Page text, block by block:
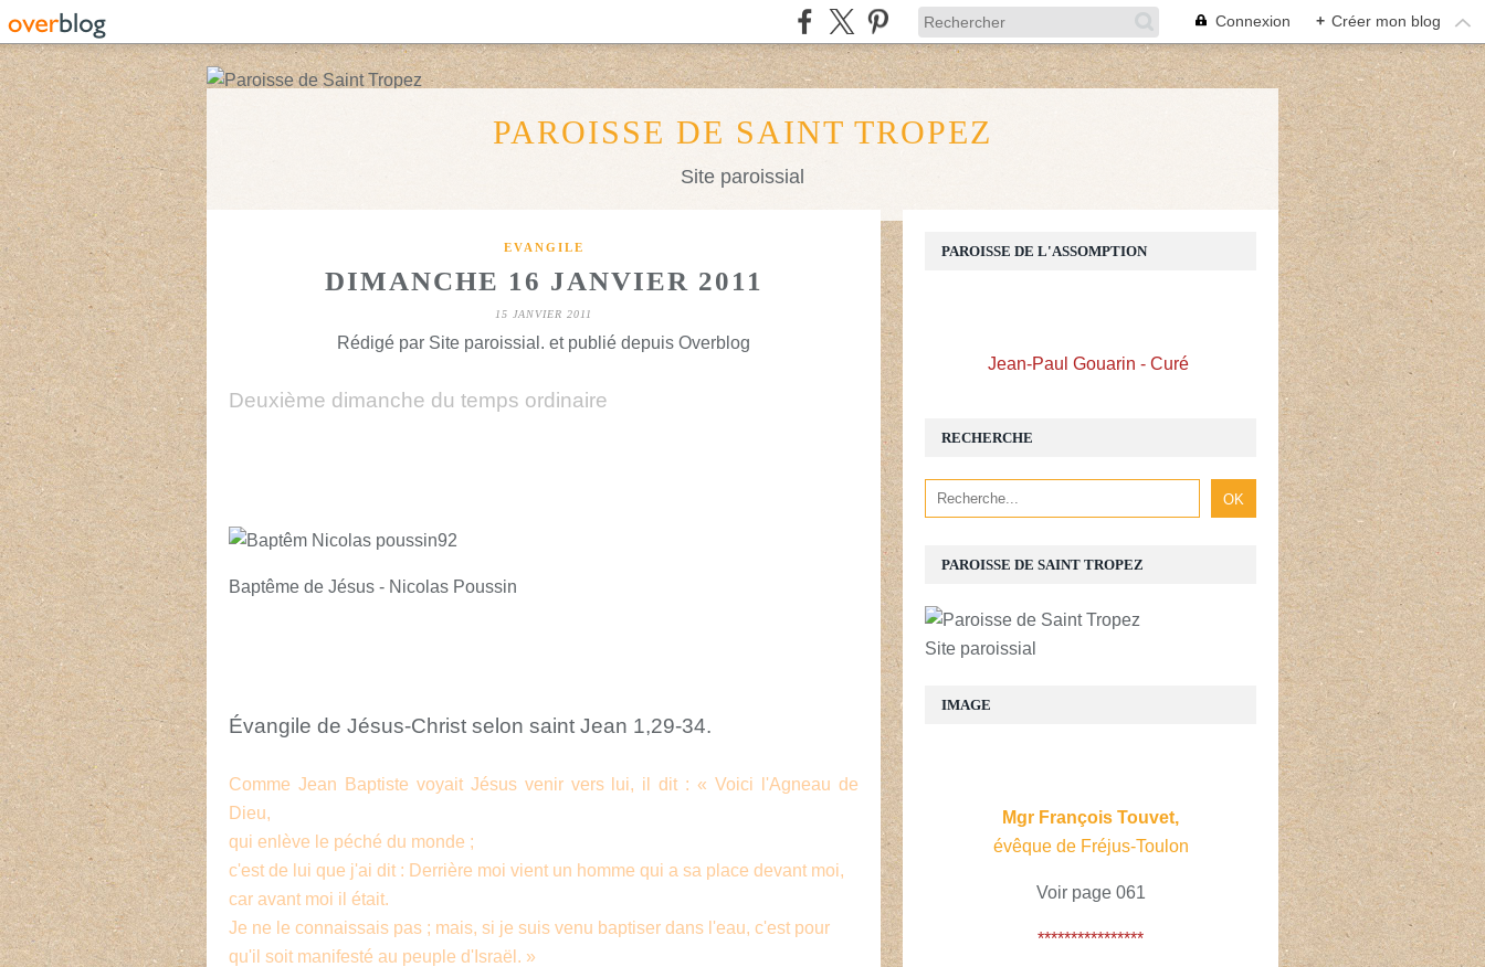
Connexion + Créer mon blog
PAROISSE DE SAINT TROPEZ
Site paroissial
EVANGILE
DIMANCHE 16 JANVIER 2011
15 JANVIER 2011
Rédigé par Site paroissial. et publié depuis Overblog
Deuxième dimanche du temps ordinaire
Baptême de Jésus - Nicolas Poussin
Évangile de Jésus-Christ selon saint Jean 1,29-34.
Comme Jean Baptiste voyait Jésus venir vers lui, il dit : « Voici l'Agneau de
Dieu,
qui enlève le péché du monde ;
c'est de lui que j'ai dit : Derrière moi vient un homme qui a sa place devant moi,
car avant moi il était.
Je ne le connaissais pas ; mais, si je suis venu baptiser dans l'eau, c'est pour
qu'il soit manifesté au peuple d'Israël. »
RECHERCHE
PAROISSE DE SAINT TROPEZ
Site paroissial
IMAGE
Mgr François Touvet,
évêque de Fréjus-Toulon
Voir page 061
****************
PAROISSE DE L'ASSOMPTION
Jean-Paul Gouarin - Curé